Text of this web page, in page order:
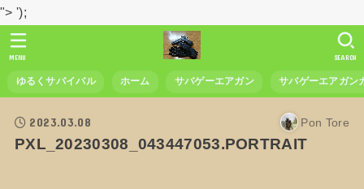
"> ');
ゆるくサバイバル ホーム サバゲーエアガン サバゲーエアガン
SEARCH
MENU
2023.03.08 Pon Tore
PXL_20230308_043447053.PORTRAIT